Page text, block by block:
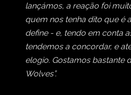
lançámos, a reação foi
quem nos tenha dito que é
define - e, tendo em conta
tendemos a concordar, e
elogio. Gostamos bastante
Wolves”.